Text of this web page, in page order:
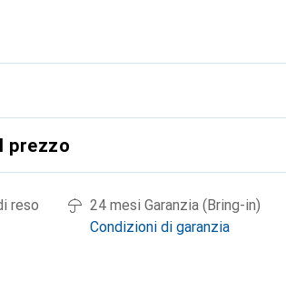
clientela esigente.
prezzo
reso
24 mesi Garanzia (Bring-in)
Condizioni di garanzia